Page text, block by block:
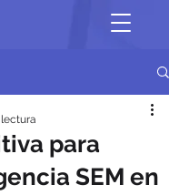
para
SEM en